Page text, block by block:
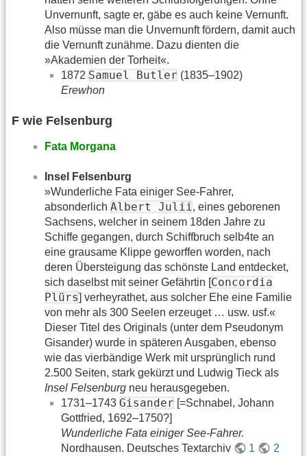
Unvernunft, sagte er, gäbe es auch keine Vernunft.
Also müsse man die Unvernunft fördern, damit auch
die Vernunft zunähme. Dazu dienten die
»Akademien der Torheit«.
1872 Samuel Butler (1835–1902)
Erewhon
F wie Felsenburg
Fata Morgana
Insel Felsenburg
»Wunderliche Fata einiger See-Fahrer,
absonderlich Albert Julii, eines geborenen
Sachsens, welcher in seinem 18den Jahre zu
Schiffe gegangen, durch Schiffbruch selb4te an
eine grausame Klippe geworffen worden, nach
deren Übersteigung das schönste Land entdecket,
sich daselbst mit seiner Gefährtin [Concordia
Plürs] verheyrathet, aus solcher Ehe eine Familie
von mehr als 300 Seelen erzeuget … usw. usf.«
Dieser Titel des Originals (unter dem Pseudonym
Gisander) wurde in späteren Ausgaben, ebenso
wie das vierbändige Werk mit ursprünglich rund
2.500 Seiten, stark gekürzt und Ludwig Tieck als
Insel Felsenburg neu herausgegeben.
1731–1743 Gisander [=Schnabel, Johann
Gottfried, 1692–1750?]
Wunderliche Fata einiger See-Fahrer.
Nordhausen. Deutsches Textarchiv
1
2